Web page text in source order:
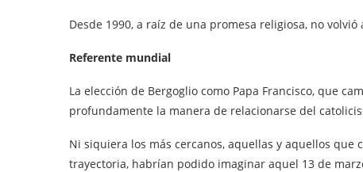
Desde 1990, a raíz de una promesa religiosa, no
Referente mundial
La elección de Bergoglio como Papa Francisco, que
profundamente la manera de relacionarse del
Ni siquiera los más cercanos, aquellas y aquellos
trayectoria, habrían podido imaginar aquel 13 de